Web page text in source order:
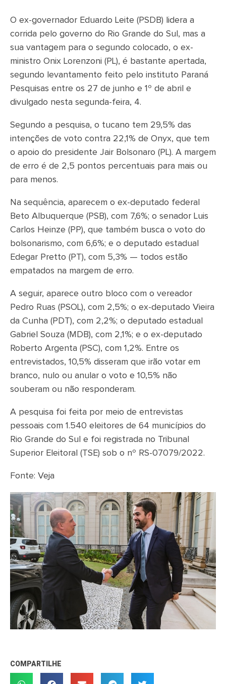
O ex-governador Eduardo Leite (PSDB) lidera a
corrida pelo governo do Rio Grande do Sul, mas a
sua vantagem para o segundo colocado, o ex-
ministro Onix Lorenzoni (PL), é bastante apertada,
segundo levantamento feito pelo instituto Paraná
Pesquisas entre os 27 de junho e 1º de abril e
divulgado nesta segunda-feira, 4.
Segundo a pesquisa, o tucano tem 29,5% das
intenções de voto contra 22,1% de Onyx, que tem
o apoio do presidente Jair Bolsonaro (PL). A margem
de erro é de 2,5 pontos percentuais para mais ou
para menos.
Na sequência, aparecem o ex-deputado federal
Beto Albuquerque (PSB), com 7,6%; o senador Luis
Carlos Heinze (PP), que também busca o voto do
bolsonarismo, com 6,6%; e o deputado estadual
Edegar Pretto (PT), com 5,3% — todos estão
empatados na margem de erro.
A seguir, aparece outro bloco com o vereador
Pedro Ruas (PSOL), com 2,5%; o ex-deputado Vieira
da Cunha (PDT), com 2,2%; o deputado estadual
Gabriel Souza (MDB), com 2,1%; e o ex-deputado
Roberto Argenta (PSC), com 1,2%. Entre os
entrevistados, 10,5% disseram que irão votar em
branco, nulo ou anular o voto e 10,5% não
souberam ou não responderam.
A pesquisa foi feita por meio de entrevistas
pessoais com 1.540 eleitores de 64 municípios do
Rio Grande do Sul e foi registrada no Tribunal
Superior Eleitoral (TSE) sob o nº RS-07079/2022.
Fonte: Veja
COMPARTILHE